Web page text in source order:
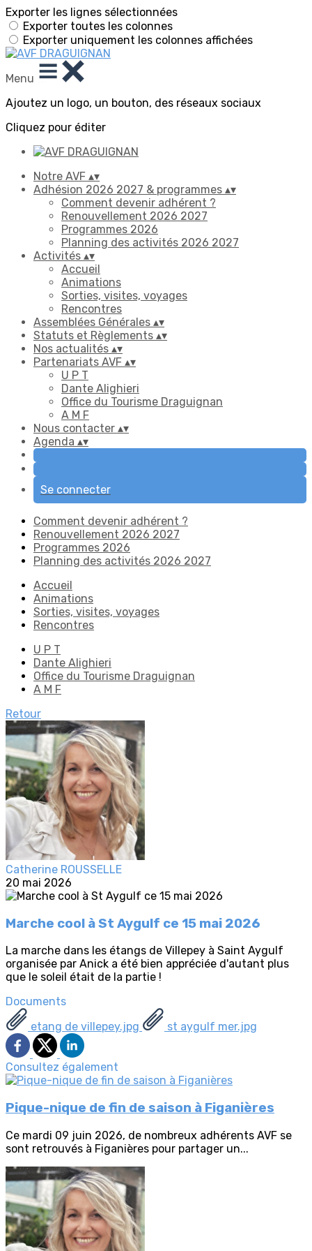
Exporter les lignes sélectionnées
Exporter toutes les colonnes
Exporter uniquement les colonnes affichées
Menu
Ajoutez un logo, un bouton, des réseaux sociaux
Cliquez pour éditer
Notre AVF ▴▾
Adhésion 2026 2027 & programmes ▴▾
Comment devenir adhérent ?
Renouvellement 2026 2027
Programmes 2026
Planning des activités 2026 2027
Activités ▴▾
Accueil
Animations
Sorties, visites, voyages
Rencontres
Assemblées Générales ▴▾
Statuts et Règlements ▴▾
Nos actualités ▴▾
Partenariats AVF ▴▾
U P T
Dante Alighieri
Office du Tourisme Draguignan
A M F
Nous contacter ▴▾
Agenda ▴▾
Se connecter
Comment devenir adhérent ?
Renouvellement 2026 2027
Programmes 2026
Planning des activités 2026 2027
Accueil
Animations
Sorties, visites, voyages
Rencontres
U P T
Dante Alighieri
Office du Tourisme Draguignan
A M F
Retour
Catherine ROUSSELLE
20 mai 2026
Marche cool à St Aygulf ce 15 mai 2026
La marche dans les étangs de Villepey à Saint Aygulf
organisée par Anick a été bien appréciée d'autant plus
que le soleil était de la partie !
Documents
etang de villepey.jpg
st aygulf mer.jpg
Consultez également
Pique-nique de fin de saison à Figanières
Ce mardi 09 juin 2026, de nombreux adhérents AVF se
sont retrouvés à Figanières pour partager un...